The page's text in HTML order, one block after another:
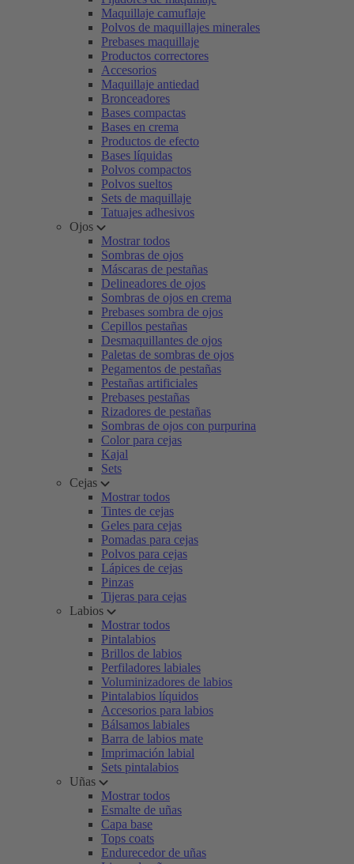
Maquillaje camuflaje
Polvos de maquillajes minerales
Prebases maquillaje
Productos correctores
Accesorios
Maquillaje antiedad
Bronceadores
Bases compactas
Bases en crema
Productos de efecto
Bases líquidas
Polvos compactos
Polvos sueltos
Sets de maquillaje
Tatuajes adhesivos
Ojos
Mostrar todos
Sombras de ojos
Máscaras de pestañas
Delineadores de ojos
Sombras de ojos en crema
Prebases sombra de ojos
Cepillos pestañas
Desmaquillantes de ojos
Paletas de sombras de ojos
Pegamentos de pestañas
Pestañas artificiales
Prebases pestañas
Rizadores de pestañas
Sombras de ojos con purpurina
Color para cejas
Kajal
Sets
Cejas
Mostrar todos
Tintes de cejas
Geles para cejas
Pomadas para cejas
Polvos para cejas
Lápices de cejas
Pinzas
Tijeras para cejas
Labios
Mostrar todos
Pintalabios
Brillos de labios
Perfiladores labiales
Voluminizadores de labios
Pintalabios líquidos
Accesorios para labios
Bálsamos labiales
Barra de labios mate
Imprimación labial
Sets pintalabios
Uñas
Mostrar todos
Esmalte de uñas
Capa base
Tops coats
Endurecedor de uñas